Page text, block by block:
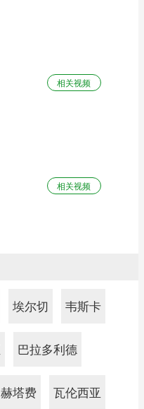
相关视频
相关视频
埃尔切 韦斯卡
巴拉多利德
赫塔费 瓦伦西亚